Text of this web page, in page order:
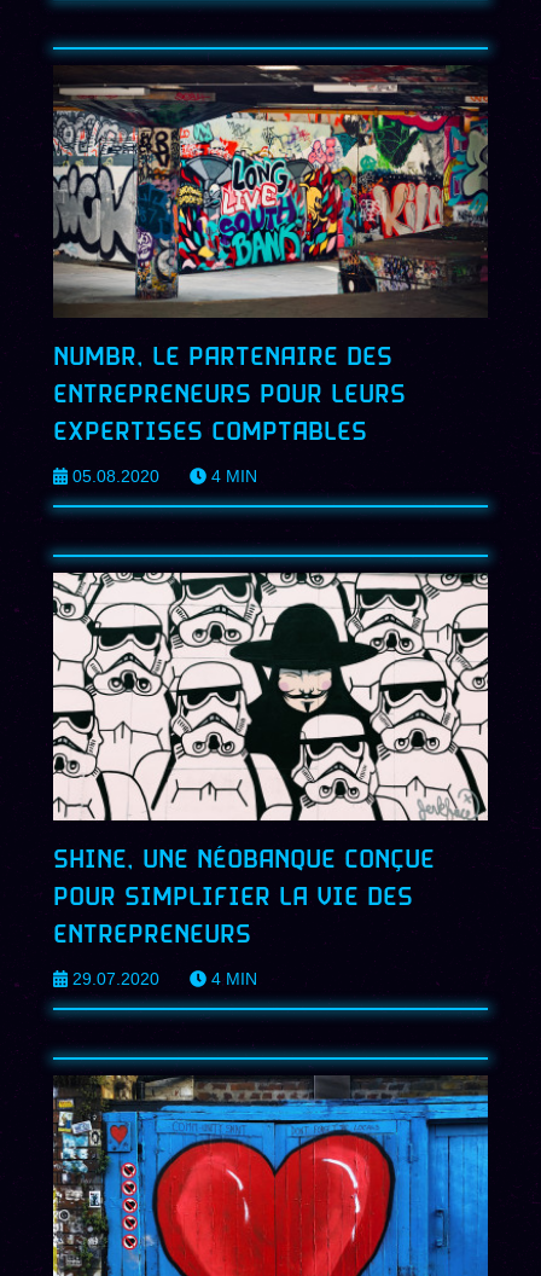
NUMBR, LE PARTENAIRE DES
ENTREPRENEURS POUR LEURS
EXPERTISES COMPTABLES
05.08.2020 4 MIN
SHINE, UNE NÉOBANQUE CONÇUE
POUR SIMPLIFIER LA VIE DES
ENTREPRENEURS
29.07.2020 4 MIN